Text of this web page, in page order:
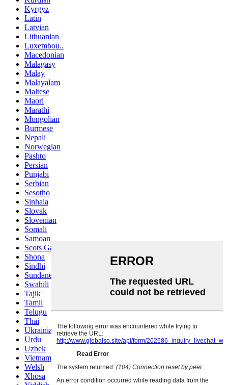
Kyrgyz
Latin
Latvian
Lithuanian
Luxembou..
Macedonian
Malagasy
Malay
Malayalam
Maltese
Maori
Marathi
Mongolian
Burmese
Nepali
Norwegian
Pashto
Persian
Punjabi
Serbian
Sesotho
Sinhala
Slovak
Slovenian
Somali
Samoan
Scots Gaelic
Shona
Sindhi
Sundanese
Swahili
Tajik
Tamil
Telugu
Thai
Ukrainian
Urdu
Uzbek
Vietnamese
Welsh
Xhosa